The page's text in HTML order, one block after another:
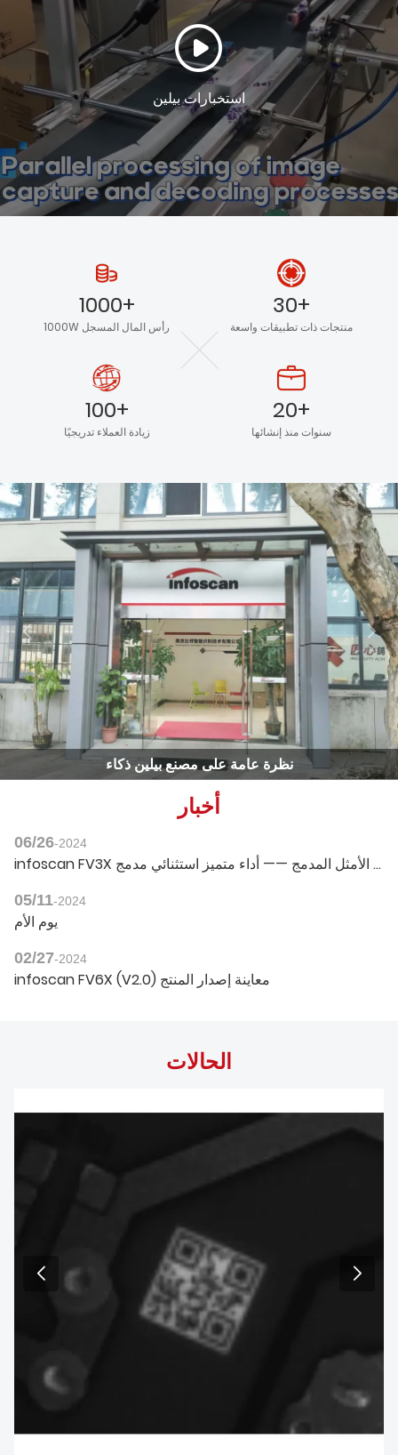
استخبارات بيلين
1000+
1000W رأس المال المسجل
30+
منتجات ذات تطبيقات واسعة
100+
زيادة العملاء تدريجيًا
20+
سنوات منذ إنشائها
نظرة عامة على مصنع بيلين ذكاء
أخبار
06/26-2024
infoscan FV3X الأيون الأمثل المدمج —— أداء متميز استثنائي مدمج
05/11-2024
يوم الأم
02/27-2024
infoscan FV6X (V2.0) معاينة إصدار المنتج
الحالات